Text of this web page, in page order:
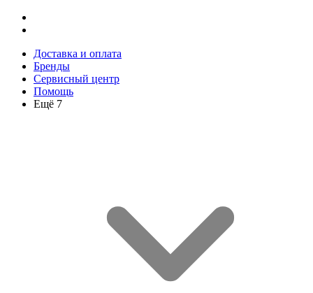
Доставка и оплата
Бренды
Сервисный центр
Помощь
Ещё 7